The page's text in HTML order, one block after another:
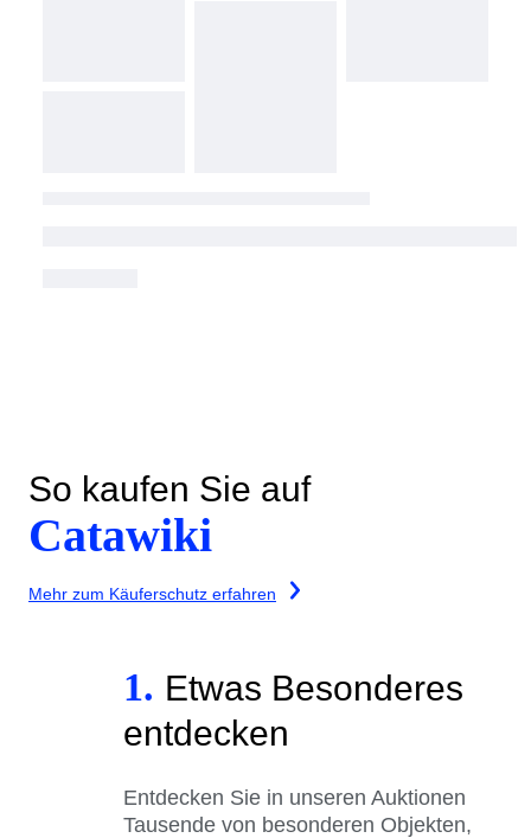
So kaufen Sie auf
Catawiki
Mehr zum Käuferschutz erfahren
1. Etwas Besonderes
entdecken
Entdecken Sie in unseren Auktionen
Tausende von besonderen Objekten,